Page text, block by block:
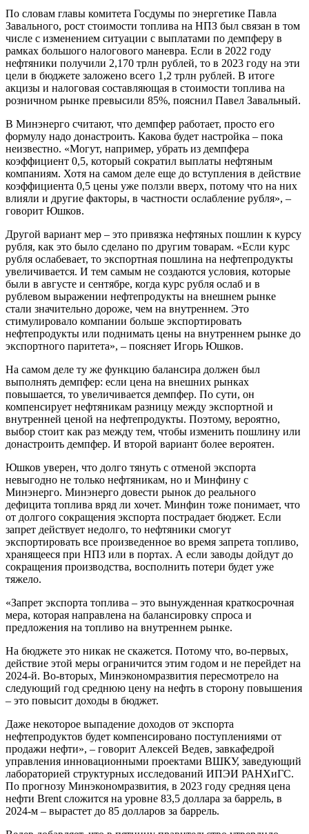
По словам главы комитета Госдумы по энергетике Павла
Завального, рост стоимости топлива на НПЗ был связан в том
числе с изменением ситуации с выплатами по демпферу в
рамках большого налогового маневра. Если в 2022 году
нефтяники получили 2,170 трлн рублей, то в 2023 году на эти
цели в бюджете заложено всего 1,2 трлн рублей. В итоге
акцизы и налоговая составляющая в стоимости топлива на
розничном рынке превысили 85%, пояснил Павел Завальный.
В Минэнерго считают, что демпфер работает, просто его
формулу надо донастроить. Какова будет настройка – пока
неизвестно. «Могут, например, убрать из демпфера
коэффициент 0,5, который сократил выплаты нефтяным
компаниям. Хотя на самом деле еще до вступления в действие
коэффициента 0,5 цены уже ползли вверх, потому что на них
влияли и другие факторы, в частности ослабление рубля», –
говорит Юшков.
Другой вариант мер – это привязка нефтяных пошлин к курсу
рубля, как это было сделано по другим товарам. «Если курс
рубля ослабевает, то экспортная пошлина на нефтепродукты
увеличивается. И тем самым не создаются условия, которые
были в августе и сентябре, когда курс рубля ослаб и в
рублевом выражении нефтепродукты на внешнем рынке
стали значительно дороже, чем на внутреннем. Это
стимулировало компании больше экспортировать
нефтепродукты или поднимать цены на внутреннем рынке до
экспортного паритета», – поясняет Игорь Юшков.
На самом деле ту же функцию балансира должен был
выполнять демпфер: если цена на внешних рынках
повышается, то увеличивается демпфер. По сути, он
компенсирует нефтяникам разницу между экспортной и
внутренней ценой на нефтепродукты. Поэтому, вероятно,
выбор стоит как раз между тем, чтобы изменить пошлину или
донастроить демпфер. И второй вариант более вероятен.
Юшков уверен, что долго тянуть с отменой экспорта
невыгодно не только нефтяникам, но и Минфину с
Минэнерго. Минэнерго довести рынок до реального
дефицита топлива вряд ли хочет. Минфин тоже понимает, что
от долгого сокращения экспорта пострадает бюджет. Если
запрет действует недолго, то нефтяники смогут
экспортировать все произведенное во время запрета топливо,
хранящееся при НПЗ или в портах. А если заводы дойдут до
сокращения производства, восполнить потери будет уже
тяжело.
«Запрет экспорта топлива – это вынужденная краткосрочная
мера, которая направлена на балансировку спроса и
предложения на топливо на внутреннем рынке.
На бюджете это никак не скажется. Потому что, во-первых,
действие этой меры ограничится этим годом и не перейдет на
2024-й. Во-вторых, Минэкономразвития пересмотрело на
следующий год среднюю цену на нефть в сторону повышения
– это повысит доходы в бюджет.
Даже некоторое выпадение доходов от экспорта
нефтепродуктов будет компенсировано поступлениями от
продажи нефти», – говорит Алексей Ведев, завкафедрой
управления инновационными проектами ВШКУ, заведующий
лабораторией структурных исследований ИПЭИ РАНХиГС.
По прогнозу Минэкономразвития, в 2023 году средняя цена
нефти Brent сложится на уровне 83,5 доллара за баррель, в
2024-м – вырастет до 85 долларов за баррель.